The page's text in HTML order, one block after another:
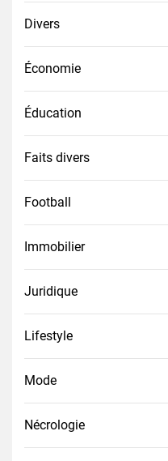
Divers
Économie
Éducation
Faits divers
Football
Immobilier
Juridique
Lifestyle
Mode
Nécrologie